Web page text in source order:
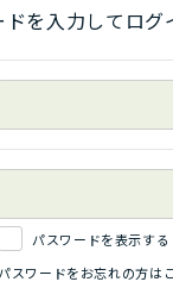
を入力してログ
パスワードを表示する
スワードをお忘れの方は